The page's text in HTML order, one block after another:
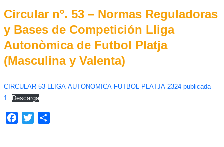
Circular nº. 53 – Normas Reguladoras
y Bases de Competición Lliga
Autonòmica de Futbol Platja
(Masculina y Valenta)
CIRCULAR-53-LLIGA-AUTONOMICA-FUTBOL-PLATJA-2324-publicada-
1
Descarga
Facebook
Twitter